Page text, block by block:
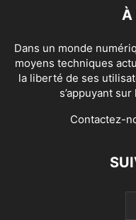
À
Dans un monde
moyens techniques
la liberté de ses
s’appuyant
Contactez-